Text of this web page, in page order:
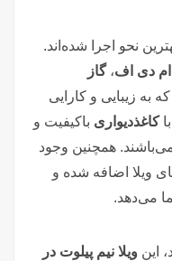
نحو اجرا شده‌اند.
ام دی اف،گاز
به زیبایی و کارایی
کاغذدیواری باکیفیت و
همچنین وجود
ویلا اضافه شده و
می‌دهد.
این ویلا نیم پیلوت در